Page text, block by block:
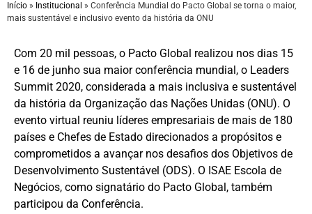
Início » Institucional » Conferência Mundial do Pacto Global se torna o maior,
mais sustentável e inclusivo evento da história da ONU
Com 20 mil pessoas, o Pacto Global realizou nos dias 15
e 16 de junho sua maior conferência mundial, o Leaders
Summit 2020, considerada a mais inclusiva e sustentável
da história da Organização das Nações Unidas (ONU). O
evento virtual reuniu líderes empresariais de mais de 180
países e Chefes de Estado direcionados a propósitos e
comprometidos a avançar nos desafios dos Objetivos de
Desenvolvimento Sustentável (ODS). O ISAE Escola de
Negócios, como signatário do Pacto Global, também
participou da Conferência.